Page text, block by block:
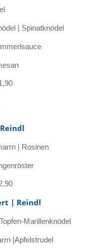
| Spinatknödel
| Rosinen
| Reindl
Marillenknödel
|Apfelstrudel